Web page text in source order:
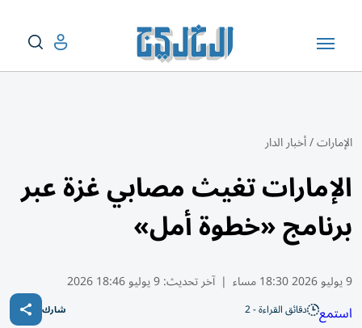
الإمارات/أخبار الدار
الإمارات تغيث مصابي غزة عبر
برنامج «خطوة أمل»
9 يوليو 2026 18:30 مساء | آخر تحديث:9 يوليو 18:46 2026
استمع دقائق القراءة - 2 شارك